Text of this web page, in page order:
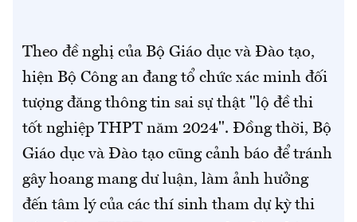
Theo đề nghị của Bộ Giáo dục và Đào tạo,
hiện Bộ Công an đang tổ chức xác minh đối
tượng đăng thông tin sai sự thật "lộ đề thi
tốt nghiệp THPT năm 2024". Đồng thời, Bộ
Giáo dục và Đào tạo cũng cảnh báo để tránh
gây hoang mang dư luận, làm ảnh hưởng
đến tâm lý của các thí sinh tham dự kỳ thi